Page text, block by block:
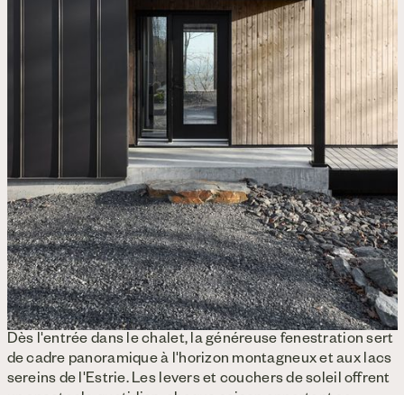
Dès l'entrée dans le chalet, la généreuse fenestration sert
de cadre panoramique à l'horizon montagneux et aux lacs
sereins de l'Estrie. Les levers et couchers de soleil offrent